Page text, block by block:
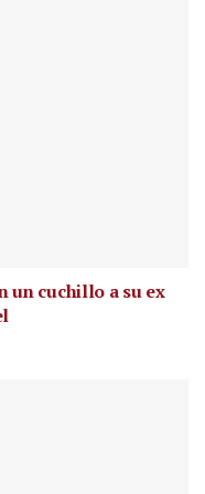
un cuchillo a su ex